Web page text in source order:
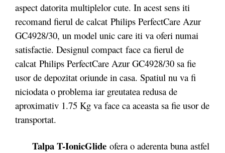
aspect datorita multiplelor cute. In acest sens iti
recomand fierul de calcat Philips PerfectCare Azur
GC4928/30, un model unic care iti va oferi numai
satisfactie. Designul compact face ca fierul de
calcat Philips PerfectCare Azur GC4928/30 sa fie
usor de depozitat oriunde in casa. Spatiul nu va fi
niciodata o problema iar greutatea redusa de
aproximativ 1.75 Kg va face ca aceasta sa fie usor de
transportat.
Talpa T-IonicGlide ofera o aderenta buna astfel